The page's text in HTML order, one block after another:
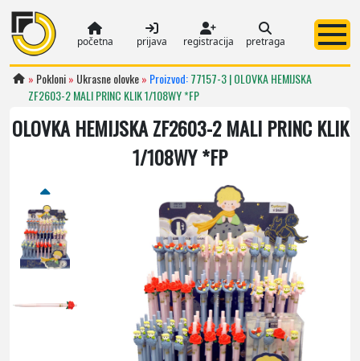
početna prijava registracija pretraga
» Pokloni» Ukrasne olovke» Proizvod:77157-3 | OLOVKA HEMIJSKA
ZF2603-2 MALI PRINC KLIK 1/108WY *FP
OLOVKA HEMIJSKA ZF2603-2 MALI PRINC KLIK
1/108WY *FP